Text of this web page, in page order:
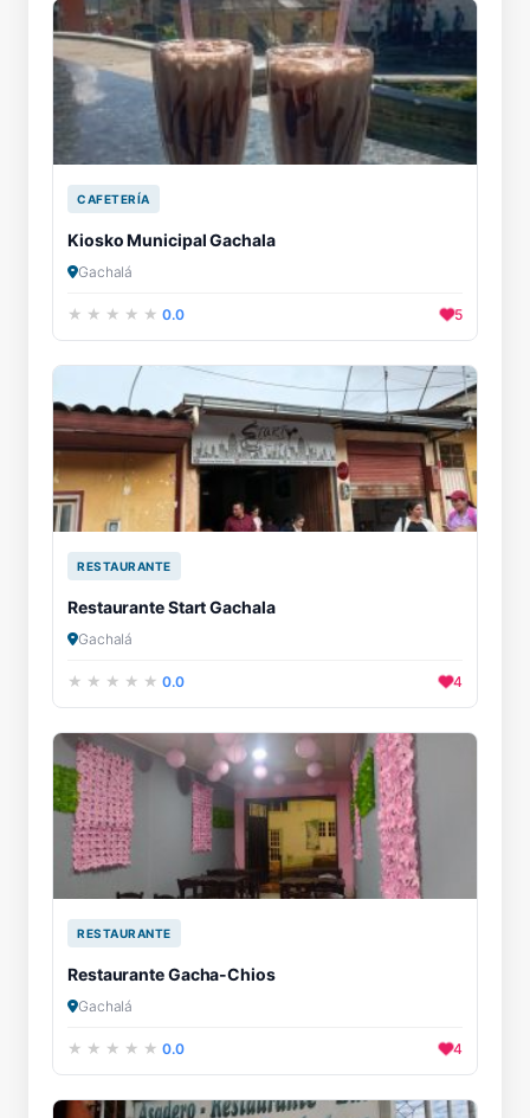
CAFETERÍA
Kiosko Municipal Gachala
Gachalá
0.0 5
RESTAURANTE
Restaurante Start Gachala
Gachalá
0.0 4
RESTAURANTE
Restaurante Gacha-Chios
Gachalá
0.0 4